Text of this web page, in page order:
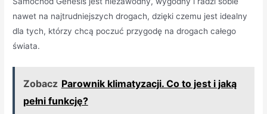
nawet na najtrudniejszych drogach, dzięki czemu jest idealny
dla tych, którzy chcą poczuć przygodę na drogach całego
świata.
Zobacz Parownik klimatyzacji. Co to jest i jaką
pełni funkcję?